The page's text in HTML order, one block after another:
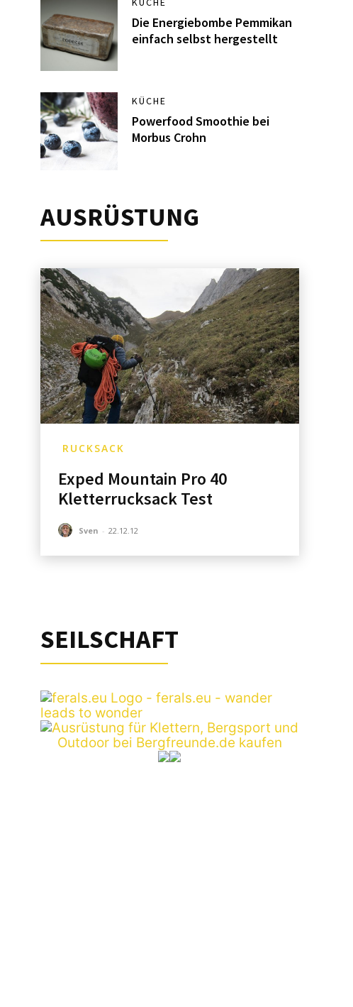
Die Energiebombe Pemmikan
einfach selbst hergestellt
KÜCHE
Powerfood Smoothie bei
Morbus Crohn
AUSRÜSTUNG
RUCKSACK
Exped Mountain Pro 40
Kletterrucksack Test
Sven - 22.12.12
SEILSCHAFT